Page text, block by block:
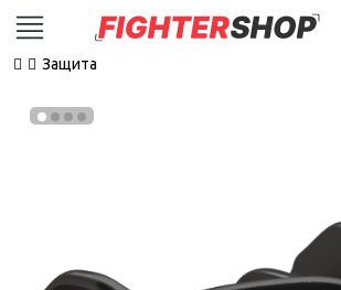
Защита